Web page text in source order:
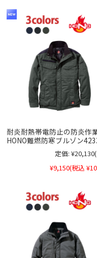
耐炎耐熱帯電防止の防炎作
HONO難燃防寒ブルゾン
定価: ¥20,130
¥9,150(税込